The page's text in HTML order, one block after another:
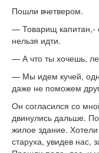
Пошли вчетвером.
— Товарищ капитан,-
нельзя идти.
— А что ты хочешь,
— Мы идем кучей,
даже не поможем
Он согласился со
двинулись дальше.
жилое здание.
старуха, увидев